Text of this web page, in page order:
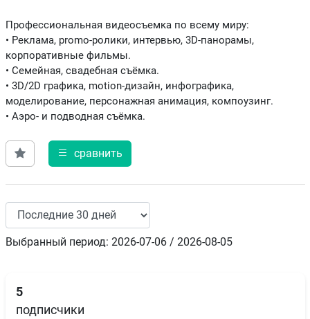
Профессиональная видеосъемка по всему миру:
• Реклама, promo-ролики, интервью, 3D-панорамы,
корпоративные фильмы.
• Семейная, свадебная съёмка.
• 3D/2D графика, motion-дизайн, инфографика,
моделирование, персонажная анимация, компоузинг.
• Аэро- и подводная съёмка.
сравнить
Выбранный период: 2026-07-06 / 2026-08-05
5
подписчики